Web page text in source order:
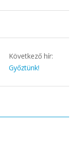
Következő hír:
Győztünk!